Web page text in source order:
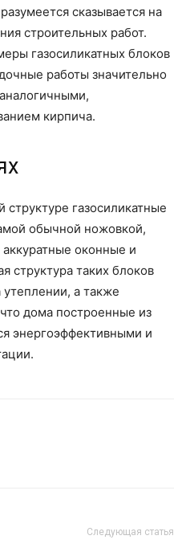
сказывается на
строительных работ.
газосиликатных блоков
работы значительно
кирпича.
структуре газосиликатные
обычной ножовкой,
оконные и
структура таких блоков
утеплении, а также
дома построенные из
энергоэффективными и
Следующая статья